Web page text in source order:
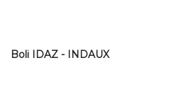
Boli IDAZ - INDAUX